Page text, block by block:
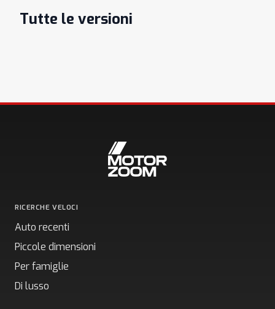
Tutte le versioni
RICERCHE VELOCI
Auto recenti
Piccole dimensioni
Per famiglie
Di lusso